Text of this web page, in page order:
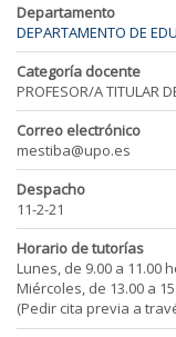
Departamento
DEPARTAMENTO DE
Categoría docente
PROFESOR/A TITULAR
Correo electrónico
mestiba@upo.es
Despacho
11-2-21
Horario de tutorías
Lunes, de 9.00 a 11.00
Miércoles, de 13.00 a
(Pedir cita previa a